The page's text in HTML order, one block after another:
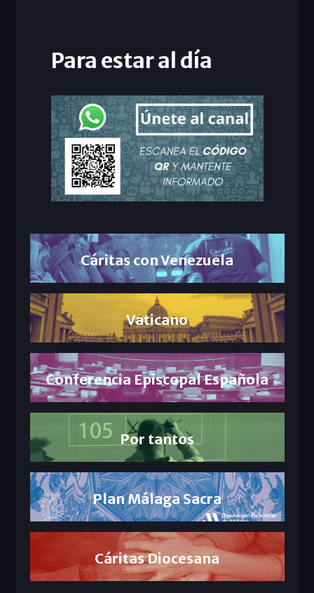
Para estar al día
Cáritas con Venezuela
Vaticano
Conferencia Episcopal Española
Por tantos
Plan Málaga Sacra
Cáritas Diocesana